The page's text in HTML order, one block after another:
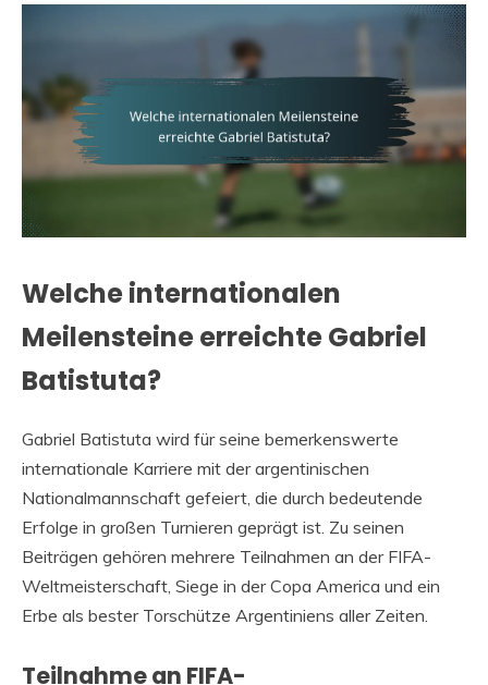
Welche internationalen
Meilensteine erreichte Gabriel
Batistuta?
Gabriel Batistuta wird für seine bemerkenswerte
internationale Karriere mit der argentinischen
Nationalmannschaft gefeiert, die durch bedeutende
Erfolge in großen Turnieren geprägt ist. Zu seinen
Beiträgen gehören mehrere Teilnahmen an der FIFA-
Weltmeisterschaft, Siege in der Copa America und ein
Erbe als bester Torschütze Argentiniens aller Zeiten.
Teilnahme an FIFA-